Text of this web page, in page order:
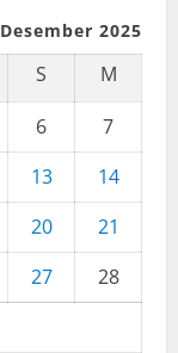
Desember 2025
S
M
6
7
13
14
20
21
27
28